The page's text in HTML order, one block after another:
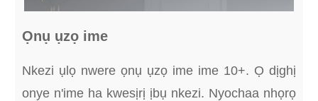
Ọnụ ụzọ ime
Nkezi ụlọ nwere ọnụ ụzọ ime ime 10+. Ọ dịghị
onye n'ime ha kwesịrị ịbụ nkezi. Nyochaa nhọrọ